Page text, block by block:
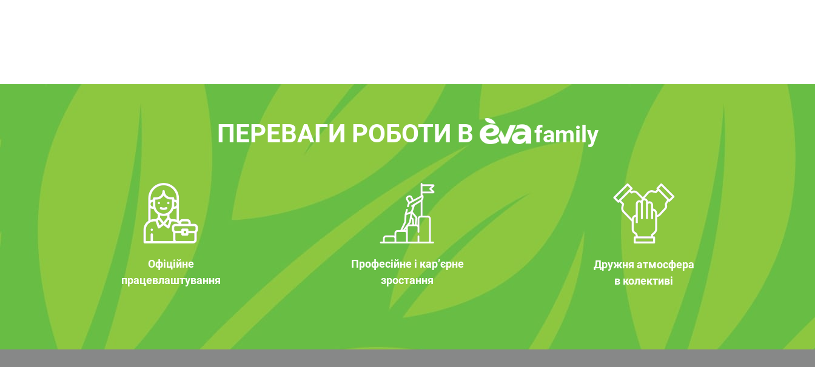
ПЕРЕВАГИ РОБОТИ В family
Офіційне
працевлаштування
Професійне і кар’єрне
зростання
Дружня атмосфера
в колективі